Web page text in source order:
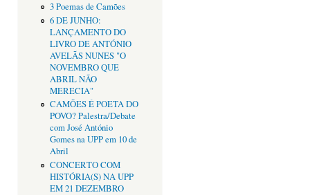
3 Poemas de Camões
6 DE JUNHO:
LANÇAMENTO DO
LIVRO DE ANTÓNIO
AVELÃS NUNES "O
NOVEMBRO QUE
ABRIL NÃO
MERECIA"
CAMÕES É POETA DO
POVO? Palestra/Debate
com José António
Gomes na UPP em 10 de
Abril
CONCERTO COM
HISTÓRIA(S) NA UPP
EM 21 DEZEMBRO